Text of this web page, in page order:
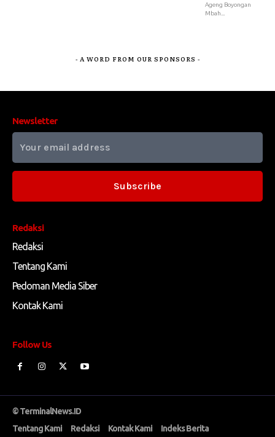
Ageng Boyongan
Mbah...
- A WORD FROM OUR SPONSORS -
Redaksi
Redaksi
Tentang Kami
Pedoman Media Siber
Kontak Kami
Follow Us
Newsletter
Subscribe
© TerminalNews.ID
Tentang Kami
Redaksi Kontak Kami
Indeks Berita